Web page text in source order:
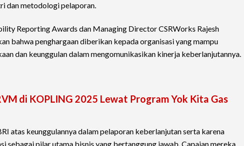
dan metodologi pelaporan.
Reporting Awards dan Managing Director CSRWorks Rajesh
bahwa penghargaan diberikan kepada organisasi yang mampu
dan keunggulan dalam mengomunikasikan kinerja keberlanjutannya.
di KOPLING 2025 Lewat Program Yok Kita Gas
atas keunggulannya dalam pelaporan keberlanjutan serta karena
sebagai pilar utama bisnis yang bertanggung jawab. Capaian mereka